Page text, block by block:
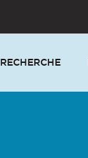
RECHERCHE